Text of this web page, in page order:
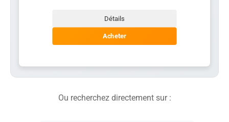
Détails
Acheter
Ou recherchez directement sur :